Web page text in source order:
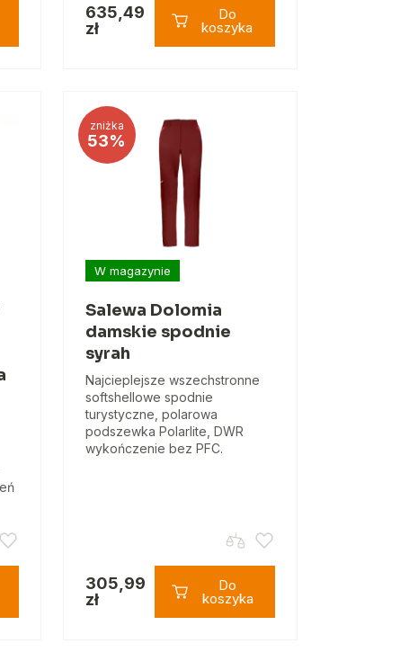
635,49
zł
Do
koszyka
zniżka
53%
W magazynie
Salewa Dolomia
damskie spodnie
syrah
Najcieplejsze wszechstronne
softshellowe spodnie
turystyczne, polarowa
podszewka Polarlite, DWR
wykończenie bez PFC.
305,99
zł
Do
koszyka